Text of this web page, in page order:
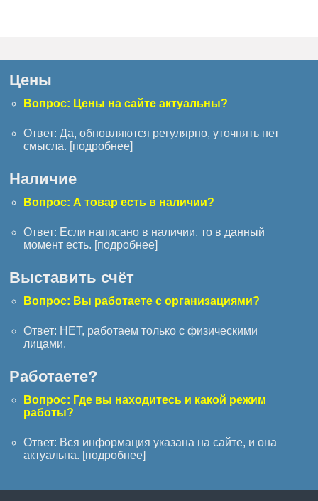
Цены
Вопрос: Цены на сайте актуальны?
Ответ: Да, обновляются регулярно, уточнять нет
смысла. [подробнее]
Наличие
Вопрос: А товар есть в наличии?
Ответ: Если написано в наличии, то в данный
момент есть. [подробнее]
Выставить счёт
Вопрос: Вы работаете с организациями?
Ответ: НЕТ, работаем только с физическими
лицами.
Работаете?
Вопрос: Где вы находитесь и какой режим
работы?
Ответ: Вся информация указана на сайте, и она
актуальна. [подробнее]